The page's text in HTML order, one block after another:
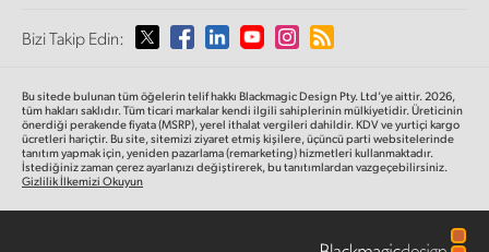
Ağ Depolama
Yönlendirici ve Dağıtıcılar
Yayın ve kodlama
Medya
Lütfen Ülkenizi veya Bölgenizi Seçiniz
Australia
Austria
Bizi Takip Edin:
Bu sitede bulunan tüm öğelerin telif hakkı Blackmagic Design Pty. Ltd’ye aittir. 2026,
tüm hakları saklıdır. Tüm ticari markalar kendi ilgili sahiplerinin mülkiyetidir. Üreticinin
önerdiği perakende fiyata (MSRP), yerel ithalat vergileri dahildir. KDV ve yurtiçi kargo
ücretleri hariçtir. Bu site, sitemizi ziyaret etmiş kişilere, üçüncü parti websitelerinde
tanıtım yapmak için, yeniden pazarlama (remarketing) hizmetleri kullanmaktadır.
İstediğiniz zaman çerez ayarlanızı değiştirerek, bu tanıtımlardan vazgeçebilirsiniz.
Gizlilik İlkemizi Okuyun